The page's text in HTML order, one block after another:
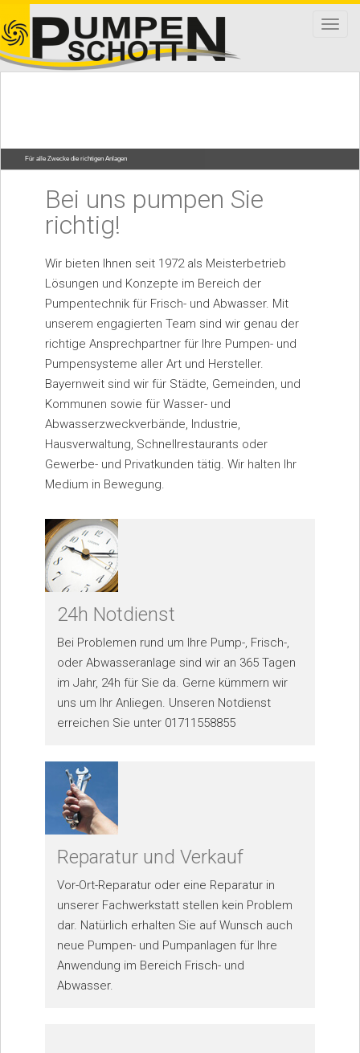
T
v
Für alle Zwecke die richtigen Anlagen
Bei uns pumpen Sie
richtig!
Wir bieten Ihnen seit 1972 als Meisterbetrieb
Lösungen und Konzepte im Bereich der
Pumpentechnik für Frisch- und Abwasser. Mit
unserem engagierten Team sind wir genau der
richtige Ansprechpartner für Ihre Pumpen- und
Pumpensysteme aller Art und Hersteller.
Bayernweit sind wir für Städte, Gemeinden, und
Kommunen sowie für Wasser- und
Abwasserzweckverbände, Industrie,
Hausverwaltung, Schnellrestaurants oder
Gewerbe- und Privatkunden tätig. Wir halten Ihr
Medium in Bewegung.
24h Notdienst
Bei Problemen rund um Ihre Pump-, Frisch-,
oder Abwasseranlage sind wir an 365 Tagen
im Jahr, 24h für Sie da. Gerne kümmern wir
uns um Ihr Anliegen. Unseren Notdienst
erreichen Sie unter 01711558855
Reparatur und Verkauf
Vor-Ort-Reparatur oder eine Reparatur in
unserer Fachwerkstatt stellen kein Problem
dar. Natürlich erhalten Sie auf Wunsch auch
neue Pumpen- und Pumpanlagen für Ihre
Anwendung im Bereich Frisch- und
Abwasser.